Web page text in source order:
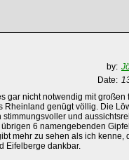
by:
Date:
gar nicht notwendig mit
Rheinland genügt völlig. Die
und
6 namengebenden
mehr zu sehen als ich
Eifelberge dankbar.